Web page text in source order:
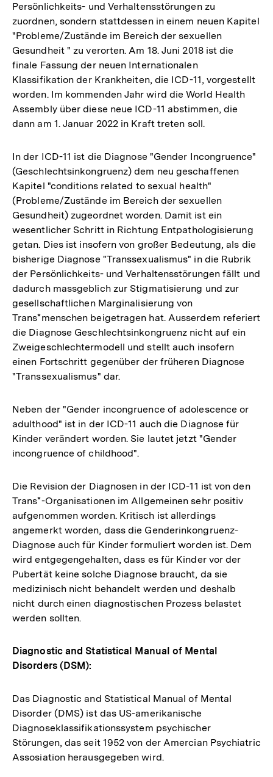
Persönlichkeits- und Verhaltensstörungen zu
zuordnen, sondern stattdessen in einem neuen Kapitel
"Probleme/Zustände im Bereich der sexuellen
Gesundheit " zu verorten. Am 18. Juni 2018 ist die
finale Fassung der neuen Internationalen
Klassifikation der Krankheiten, die ICD-11, vorgestellt
worden. Im kommenden Jahr wird die World Health
Assembly über diese neue ICD-11 abstimmen, die
dann am 1. Januar 2022 in Kraft treten soll.
In der ICD-11 ist die Diagnose "Gender Incongruence"
(Geschlechtsinkongruenz) dem neu geschaffenen
Kapitel "conditions related to sexual health"
(Probleme/Zustände im Bereich der sexuellen
Gesundheit) zugeordnet worden. Damit ist ein
wesentlicher Schritt in Richtung Entpathologisierung
getan. Dies ist insofern von großer Bedeutung, als die
bisherige Diagnose "Transsexualismus" in die Rubrik
der Persönlichkeits- und Verhaltensstörungen fällt und
dadurch massgeblich zur Stigmatisierung und zur
gesellschaftlichen Marginalisierung von
Trans*menschen beigetragen hat. Ausserdem referiert
die Diagnose Geschlechtsinkongruenz nicht auf ein
Zweigeschlechtermodell und stellt auch insofern
einen Fortschritt gegenüber der früheren Diagnose
"Transsexualismus" dar.
Neben der "Gender incongruence of adolescence or
adulthood" ist in der ICD-11 auch die Diagnose für
Kinder verändert worden. Sie lautet jetzt "Gender
incongruence of childhood".
Die Revision der Diagnosen in der ICD-11 ist von den
Trans*-Organisationen im Allgemeinen sehr positiv
aufgenommen worden. Kritisch ist allerdings
angemerkt worden, dass die Genderinkongruenz-
Diagnose auch für Kinder formuliert worden ist. Dem
wird entgegengehalten, dass es für Kinder vor der
Pubertät keine solche Diagnose braucht, da sie
medizinisch nicht behandelt werden und deshalb
nicht durch einen diagnostischen Prozess belastet
werden sollten.
Diagnostic and Statistical Manual of Mental
Disorders (DSM):
Das Diagnostic and Statistical Manual of Mental
Disorder (DMS) ist das US-amerikanische
Diagnoseklassifikationssystem psychischer
Störungen, das seit 1952 von der Amercian Psychiatric
Assosiation herausgegeben wird.